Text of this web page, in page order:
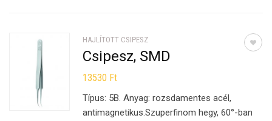
HAJLÍTOTT CSIPESZ
Csipesz, SMD
13530 Ft
Típus: 5B. Anyag: rozsdamentes acél,
antimagnetikus.Szuperfinom hegy, 60°-ban